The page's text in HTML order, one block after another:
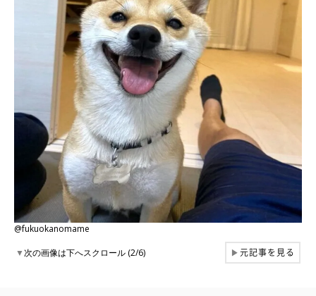
@fukuokanomame
▼次の画像は下へスクロール (2/6) ▶元記事を見る